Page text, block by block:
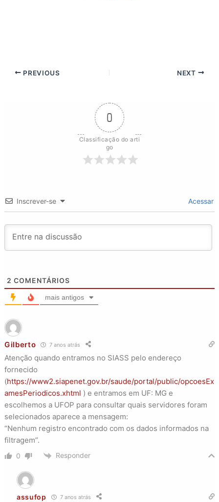
PREVIOUS NEXT
0
Classificação do arti
go
Inscrever-se Acessar
2 COMENTÁRIOS
mais antigos
Gilberto 7 anos atrás
Atenção quando entramos no SIASS pelo endereço
fornecido
(https://www2.siapenet.gov.br/saude/portal/public/opcoesEx
amesPeriodicos.xhtml ) e entramos em UF: MG e
escolhemos a UFOP para consultar quais servidores foram
selecionados aparece a mensagem:
“Nenhum registro encontrado com os dados informados na
filtragem”.
0 Responder
assufop 7 anos atrás